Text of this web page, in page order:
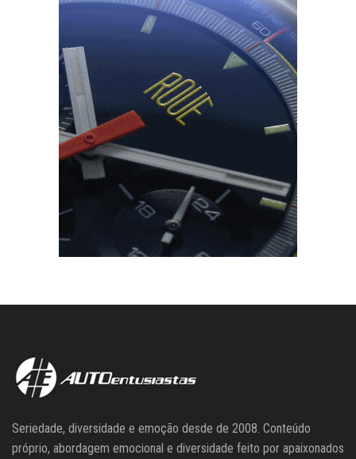
Seriedade, diversidade e emoção desde de 2008. Conteúdo
próprio, abordagem emocional e diversidade feito por apaixonados